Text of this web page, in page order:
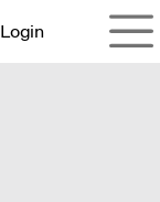
Login